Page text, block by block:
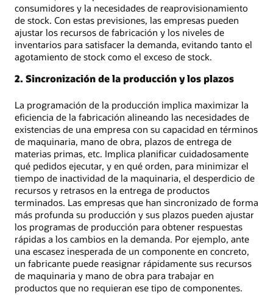
consumidores y la necesidades de reaprovisionamiento
de stock. Con estas previsiones, las empresas pueden
ajustar los recursos de fabricación y los niveles de
inventarios para satisfacer la demanda, evitando tanto el
agotamiento de stock como el exceso de stock.
2. Sincronización de la producción y los plazos
La programación de la producción implica maximizar la
eficiencia de la fabricación alineando las necesidades de
existencias de una empresa con su capacidad en términos
de maquinaria, mano de obra, plazos de entrega de
materias primas, etc. Implica planificar cuidadosamente
qué pedidos ejecutar, y en qué orden, para minimizar el
tiempo de inactividad de la maquinaria, el desperdicio de
recursos y retrasos en la entrega de productos
terminados. Las empresas que han sincronizado de forma
más profunda su producción y sus plazos pueden ajustar
los programas de producción para obtener respuestas
rápidas a los cambios en la demanda. Por ejemplo, ante
una escasez inesperada de un componente en concreto,
un fabricante puede reasignar rápidamente sus recursos
de maquinaria y mano de obra para trabajar en
productos que no requieran ese tipo de componentes.